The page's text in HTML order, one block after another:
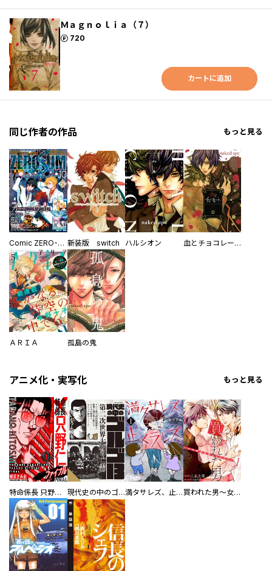
Ｍａｇｎｏｌｉａ（７）
720
ポイント
カートに追加
同じ作者の作品 もっと見る
Comic ZERO-SUM (コミック ゼロサム) 新装版 switch ハルシオン 血とチョコレート
ＡＲＩＡ 孤島の鬼
アニメ化・実写化 もっと見る
特命係長 只野仁ファイナル 愛蔵版 現代史の中のゴルゴ13 満タサレズ、止メラレズ 買われた男～女性限定快感セラピスト～【描き下ろしおまけ付き特装版】